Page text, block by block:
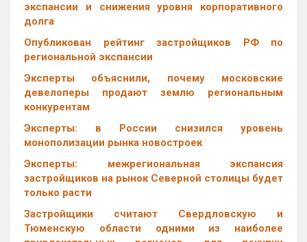
экспансии и снижения уровня корпоративного
долга
Опубликован рейтинг застройщиков РФ по
региональной экспансии
Эксперты объяснили, почему московские
девелоперы продают землю региональным
конкурентам
Эксперты: в России снизился уровень
монополизации рынка новостроек
Эксперты: межрегиональная экспансия
застройщиков на рынок Северной столицы будет
только расти
Застройщики считают Свердловскую и
Тюменскую области одними из наиболее